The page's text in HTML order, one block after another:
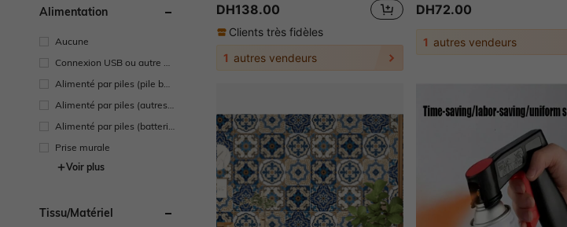
Alimentation
Aucune
Connexion USB ou autre ali
Alimenté par piles (pile bou
Alimenté par piles (autres
Alimenté par piles (batterie
Prise murale
Voir plus
Tissu/matériel
DH138.00
Clients très fidèles
1 autres vendeurs
DH72.00
1 autres vendeurs